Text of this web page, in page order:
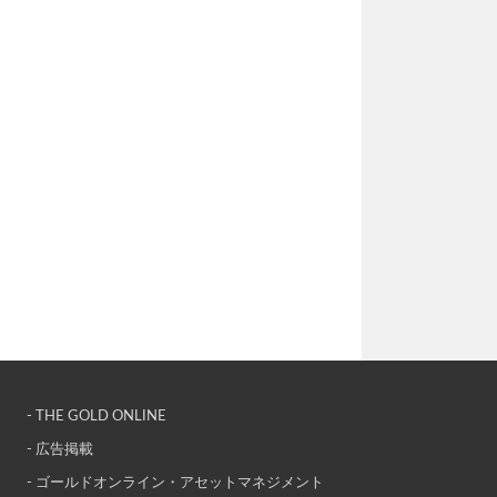
- THE GOLD ONLINE
- 広告掲載
- ゴールドオンライン・アセットマネジメント